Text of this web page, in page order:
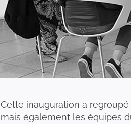
Cette inauguration a
mais également les équipes